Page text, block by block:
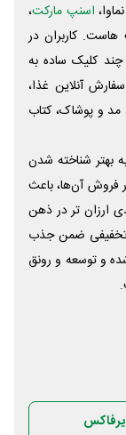
اسنپ مارکت،
کاربران در
چند کلیک ساده به
آنلاین غذا،
مد و پوشاک، کتاب
بهتر شناخته شدن
فروش آن‌ها، باعث
ارزان تر در ذهن
تخفیفی ضمن جذب
و توسعه و رونق